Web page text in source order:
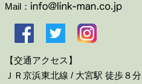
Mail：
【交通アクセス】
ＪＲ京浜東北線 / 大宮駅 徒歩８分